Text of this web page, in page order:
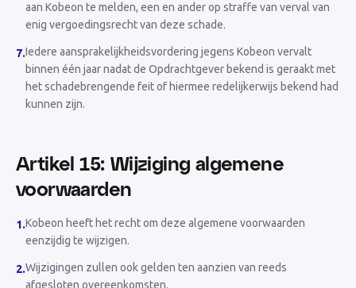
aan Kobeon te melden, een en ander op straffe van verval van
enig vergoedingsrecht van deze schade.
7.Iedere aansprakelijkheidsvordering jegens Kobeon vervalt
binnen één jaar nadat de Opdrachtgever bekend is geraakt met
het schadebrengende feit of hiermee redelijkerwijs bekend had
kunnen zijn.
Artikel 15: Wijziging algemene
voorwaarden
1.Kobeon heeft het recht om deze algemene voorwaarden
eenzijdig te wijzigen.
2.Wijzigingen zullen ook gelden ten aanzien van reeds
afgesloten overeenkomsten.